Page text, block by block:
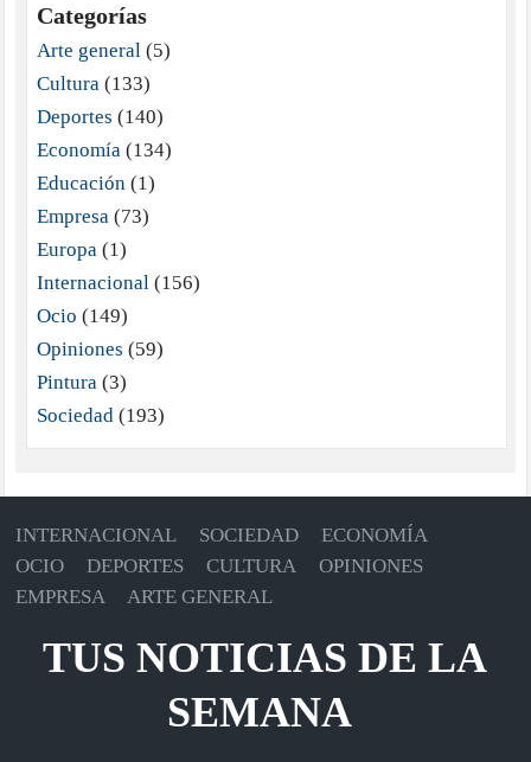
Categorías
Arte general (5)
Cultura (133)
Deportes (140)
Economía (134)
Educación (1)
Empresa (73)
Europa (1)
Internacional (156)
Ocio (149)
Opiniones (59)
Pintura (3)
Sociedad (193)
INTERNACIONAL SOCIEDAD
ECONOMÍA
OCIO
DEPORTES CULTURA
OPINIONES
EMPRESA
ARTE GENERAL
TUS NOTICIAS DE LA
SEMANA